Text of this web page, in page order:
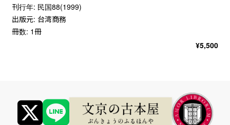
刊行年: 民国88(1999)
出版元: 台湾商務
冊数: 1冊
¥5,500